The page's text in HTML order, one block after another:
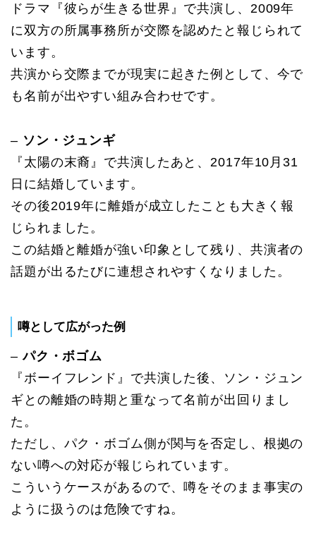
ドラマ『彼らが生きる世界』で共演し、2009年
に双方の所属事務所が交際を認めたと報じられて
います。
共演から交際までが現実に起きた例として、今で
も名前が出やすい組み合わせです。
– ソン・ジュンギ
『太陽の末裔』で共演したあと、2017年10月31
日に結婚しています。
その後2019年に離婚が成立したことも大きく報
じられました。
この結婚と離婚が強い印象として残り、共演者の
話題が出るたびに連想されやすくなりました。
噂として広がった例
–パク・ボゴム
『ボーイフレンド』で共演した後、ソン・ジュン
ギとの離婚の時期と重なって名前が出回りまし
た。
ただし、パク・ボゴム側が関与を否定し、根拠の
ない噂への対応が報じられています。
こういうケースがあるので、噂をそのまま事実の
ように扱うのは危険ですね。